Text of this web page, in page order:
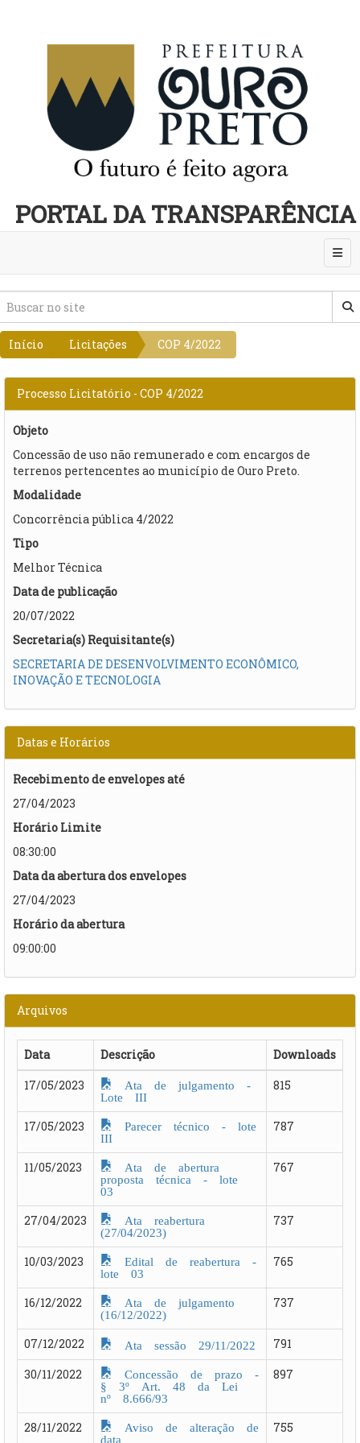
PORTAL DA TRANSPARÊNCIA
Início Licitações COP 4/2022
Processo Licitatório - COP 4/2022
Objeto
​Concessão de uso não remunerado e com encargos de
terrenos pertencentes ao município de Ouro Preto.
Modalidade
Concorrência pública 4/2022
Tipo
Melhor Técnica
Data de publicação
20/07/2022
Secretaria(s) Requisitante(s)
SECRETARIA DE DESENVOLVIMENTO ECONÔMICO,
INOVAÇÃO E TECNOLOGIA
Datas e Horários
Recebimento de envelopes até
27/04/2023
Horário Limite
08:30:00
Data da abertura dos envelopes
27/04/2023
Horário da abertura
09:00:00
Arquivos
Data Descrição
Downloads
17/05/2023
Ata de julgamento -
Lote III
815
17/05/2023
Parecer técnico - lote
III
787
11/05/2023
Ata de abertura
proposta técnica - lote
03
767
27/04/2023
Ata reabertura
(27/04/2023)
737
10/03/2023
Edital de reabertura -
lote 03
765
16/12/2022
Ata de julgamento
(16/12/2022)
737
07/12/2022 Ata sessão 29/11/2022
791
30/11/2022
Concessão de prazo -
§ 3º Art. 48 da Lei
nº 8.666/93
897
28/11/2022
Aviso de alteração de
data
755